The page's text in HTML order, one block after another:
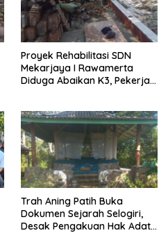
Proyek Rehabilitasi SDN
Mekarjaya I Rawamerta
Diduga Abaikan K3, Pekerja
Trah Aning Patih Buka
Dokumen Sejarah Selogiri,
Desak Pengakuan Hak Adat